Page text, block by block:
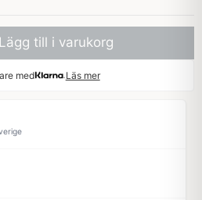
Lägg till i varukorg
med Läs mer